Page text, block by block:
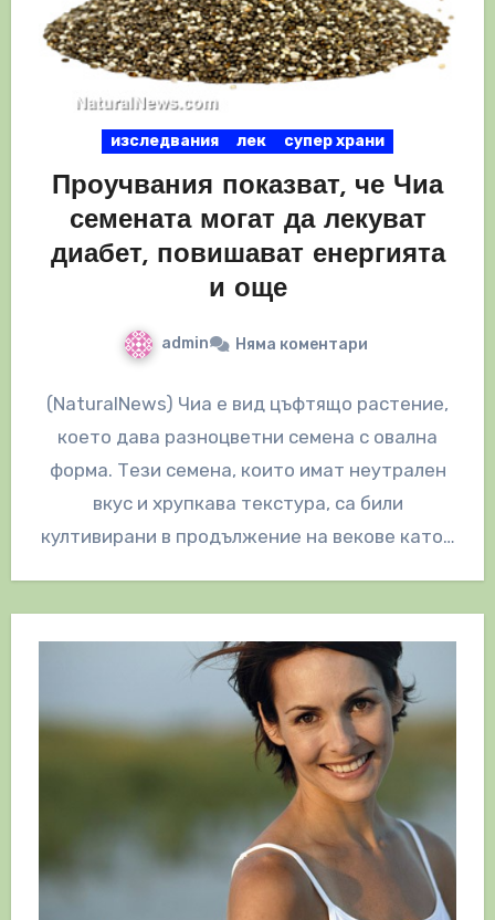
изследвания лек супер храни
Проучвания показват, че Чиа
семената могат да лекуват
диабет, повишават енергията
и още
admin Няма коментари
(NaturalNews) Чиа е вид цъфтящо растение,
което дава разноцветни семена с овална
форма. Тези семена, които имат неутрален
вкус и хрупкава текстура, са били
култивирани в продължение на векове като…